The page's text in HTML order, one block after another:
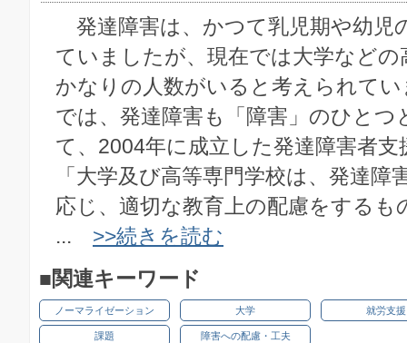
発達障害は、かつて乳児期や幼児
ていましたが、現在では大学などの
かなりの人数がいると考えられて
では、発達障害も「障害」のひとつ
て、2004年に成立した発達障害者支
「大学及び高等専門学校は、発達障
応じ、適切な教育上の配慮をするも
... >>続きを読む
■関連キーワード
ノーマライゼーション 大学 就労支援
課題 障害への配慮・工夫